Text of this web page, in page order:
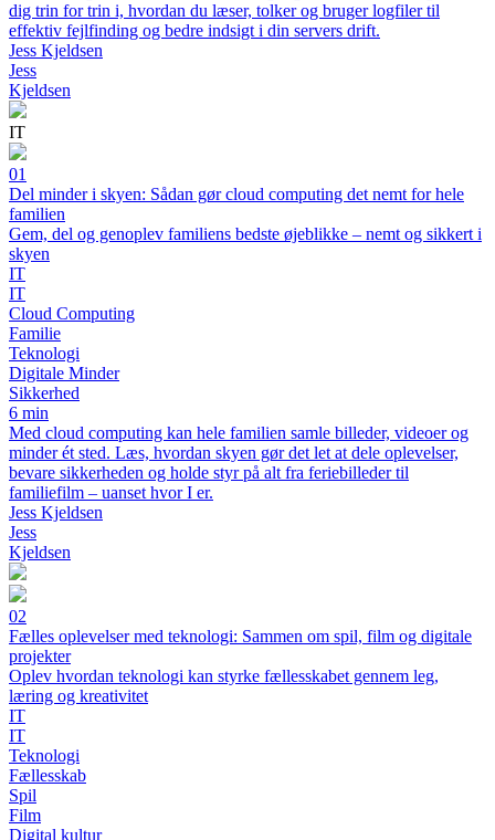
dig trin for trin i, hvordan du læser, tolker og bruger logfiler til
effektiv fejlfinding og bedre indsigt i din servers drift.
Jess Kjeldsen
Jess
Kjeldsen
IT
01
Del minder i skyen: Sådan gør cloud computing det nemt for hele
familien
Gem, del og genoplev familiens bedste øjeblikke – nemt og sikkert i
skyen
IT
IT
Cloud Computing
Familie
Teknologi
Digitale Minder
Sikkerhed
6 min
Med cloud computing kan hele familien samle billeder, videoer og
minder ét sted. Læs, hvordan skyen gør det let at dele oplevelser,
bevare sikkerheden og holde styr på alt fra feriebilleder til
familiefilm – uanset hvor I er.
Jess Kjeldsen
Jess
Kjeldsen
02
Fælles oplevelser med teknologi: Sammen om spil, film og digitale
projekter
Oplev hvordan teknologi kan styrke fællesskabet gennem leg,
læring og kreativitet
IT
IT
Teknologi
Fællesskab
Spil
Film
Digital kultur